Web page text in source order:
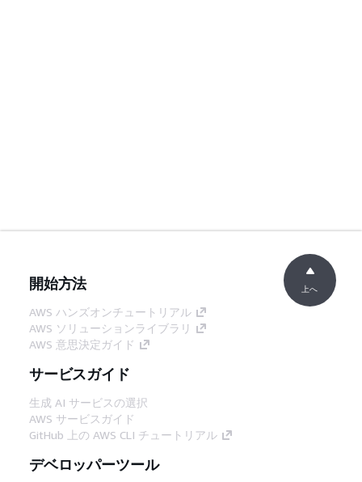
開始方法
AWS ハンズオンチュートリアル
AWS ソリューションライブラリ
AWS 意思決定ガイド
サービスガイド
生成 AI サービスの選択
AWS サービスガイド
GitHub 上の AWS CLI チュートリアル
デベロッパーツール
上へ